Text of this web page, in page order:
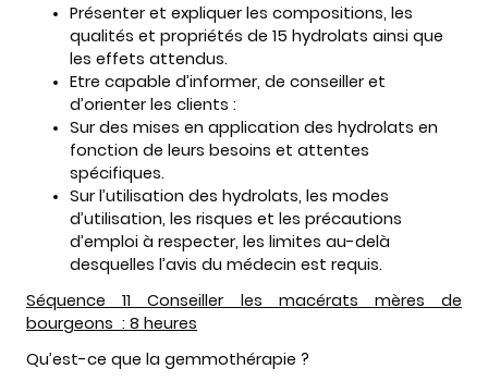
Présenter et expliquer les compositions, les
qualités et propriétés de 15 hydrolats ainsi que
les effets attendus.
Etre capable d’informer, de conseiller et
d’orienter les clients :
Sur des mises en application des hydrolats en
fonction de leurs besoins et attentes
spécifiques.
Sur l’utilisation des hydrolats, les modes
d’utilisation, les risques et les précautions
d’emploi à respecter, les limites au-delà
desquelles l’avis du médecin est requis.
Séquence 11 Conseiller les macérats mères de
bourgeons : 8 heures
Qu’est-ce que la gemmothérapie ?